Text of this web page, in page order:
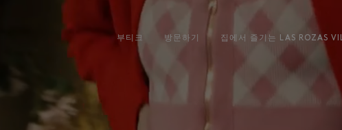
부티크 방문하기 집에서 즐기는 LAS ROZAS